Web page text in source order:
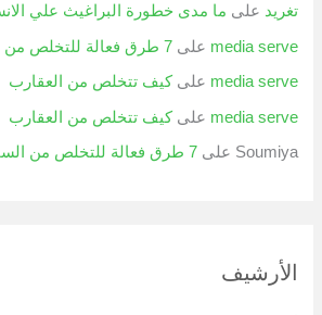
تغريد على ما مدى خطورة البراغيث علي
media serve على7 طرق فعالة للتخلص من السحالي المنزلية
media serve علىكيف تتخلص من العقارب
media serve علىكيف تتخلص من العقارب
Soumiya على7 طرق فعالة للتخلص من السحالي المنزلية
الأرشيف